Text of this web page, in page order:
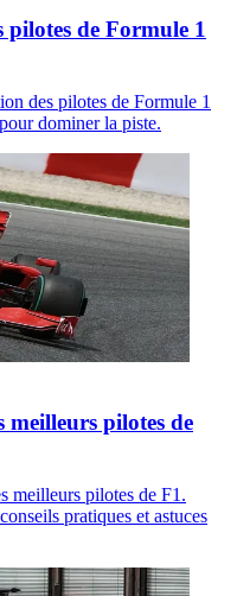
pilotes de Formule 1
des pilotes de Formule 1
dominer la piste.
meilleurs pilotes de
meilleurs pilotes de F1.
pratiques et astuces